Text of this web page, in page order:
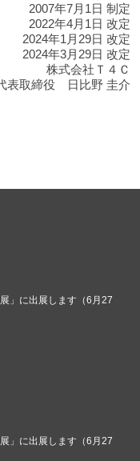
2007年7月1日 制定
2022年4月1日 改定
2024年1月29日 改定
2024年3月29日 改定
株式会社Ｔ４Ｃ
表取締役 日比野 圭介
」に出展します（6月27
」に出展します（6月27